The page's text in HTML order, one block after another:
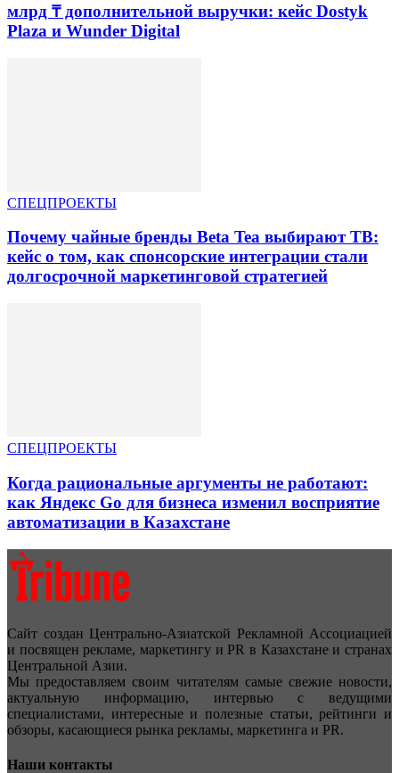
млрд ₸ дополнительной выручки: кейс Dostyk
Plaza и Wunder Digital
СПЕЦПРОЕКТЫ
Почему чайные бренды Beta Tea выбирают ТВ:
кейс о том, как спонсорские интеграции стали
долгосрочной маркетинговой стратегией
СПЕЦПРОЕКТЫ
Когда рациональные аргументы не работают:
как Яндекс Go для бизнеса изменил восприятие
автоматизации в Казахстане
Сайт создан Центрально-Азиатской Рекламной Ассоциацией
и посвящен рекламе, маркетингу и PR в Казахстане и странах
Центральной Азии.
Мы предоставляем своим читателям самые свежие новости,
актуальную информацию, интервью с ведущими
специалистами, интересные и полезные статьи, рейтинги и
обзоры, касающиеся рынка рекламы, маркетинга и PR.
Наши контакты